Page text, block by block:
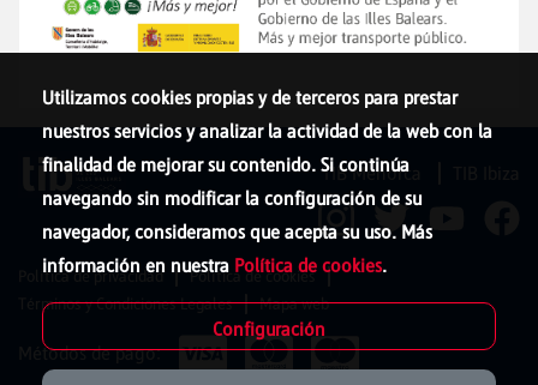
Utilizamos cookies propias y de terceros para prestar
nuestros servicios y analizar la actividad de la web con la
finalidad de mejorar su contenido. Si continúa
navegando sin modificar la configuración de su
navegador, consideramos que acepta su uso. Más
información en nuestra Política de cookies.
Configuración
TIB Menorca
Política de privacidad
Política de cookies
Términos y Condiciones Legales
Mapa web
Métodos de pago: